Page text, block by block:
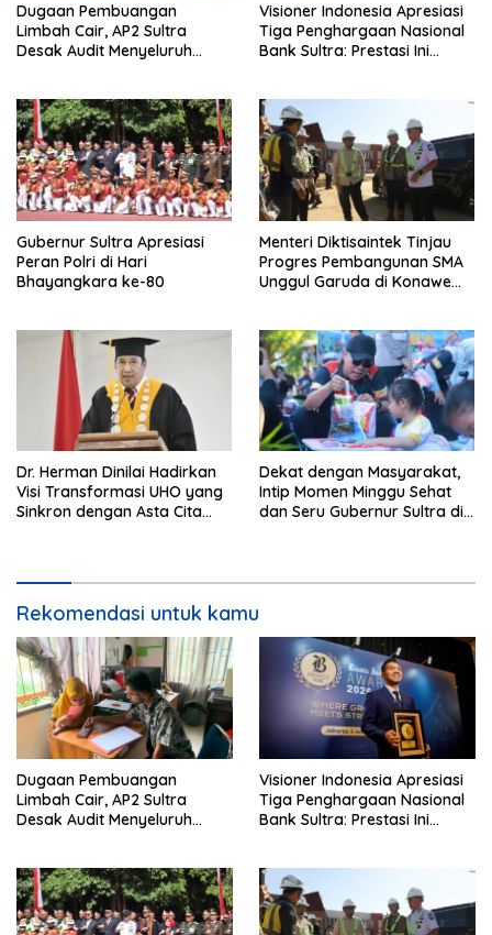
Dugaan Pembuangan
Limbah Cair, AP2 Sultra
Desak Audit Menyeluruh
Hukum
Visioner Indonesia Apresiasi
Tiga Penghargaan Nasional
Bank Sultra: Prestasi Ini
Andri Permana
Gubernur Sultra Apresiasi
Peran Polri di Hari
Bhayangkara ke-80
Menteri Diktisaintek Tinjau
Progres Pembangunan SMA
Unggul Garuda di Konawe
Dr. Herman Dinilai Hadirkan
Visi Transformasi UHO yang
Sinkron dengan Asta Cita
Dekat dengan Masyarakat,
Intip Momen Minggu Sehat
dan Seru Gubernur Sultra di
Rekomendasi untuk kamu
Dugaan Pembuangan
Limbah Cair, AP2 Sultra
Desak Audit Menyeluruh
Hukum
Visioner Indonesia Apresiasi
Tiga Penghargaan Nasional
Bank Sultra: Prestasi Ini
Andri Permana